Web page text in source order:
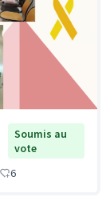
Soumis au
vote
6